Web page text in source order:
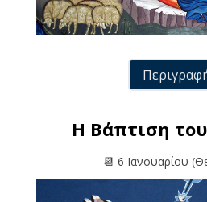
Η Βάπτιση
📆 6 Ιανουαρίου